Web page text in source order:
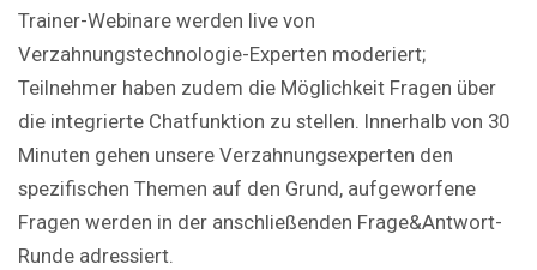
Trainer-Webinare werden live von
Verzahnungstechnologie-Experten moderiert;
Teilnehmer haben zudem die Möglichkeit Fragen über
die integrierte Chatfunktion zu stellen. Innerhalb von 30
Minuten gehen unsere Verzahnungsexperten den
spezifischen Themen auf den Grund, aufgeworfene
Fragen werden in der anschließenden Frage&Antwort-
Runde adressiert.